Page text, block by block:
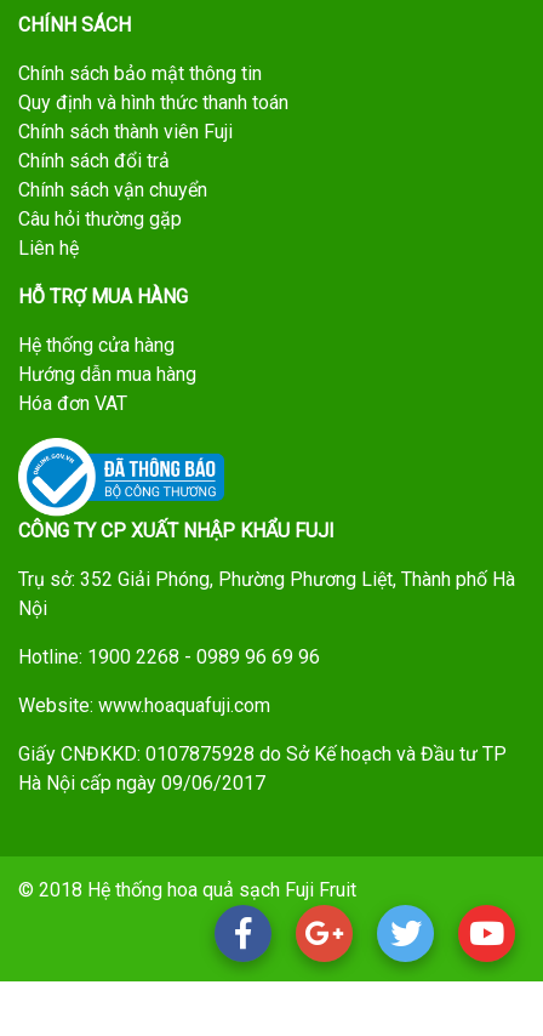
CHÍNH SÁCH
Chính sách bảo mật thông tin
Quy định và hình thức thanh toán
Chính sách thành viên Fuji
Chính sách đổi trả
Chính sách vận chuyển
Câu hỏi thường gặp
Liên hệ
HỖ TRỢ MUA HÀNG
Hệ thống cửa hàng
Hướng dẫn mua hàng
Hóa đơn VAT
CÔNG TY CP XUẤT NHẬP KHẨU FUJI
Trụ sở: 352 Giải Phóng, Phường Phương Liệt, Thành phố Hà
Nội
Hotline: 1900 2268 - 0989 96 69 96
Website: www.hoaquafuji.com
Giấy CNĐKKD: 0107875928 do Sở Kế hoạch và Đầu tư TP
Hà Nội cấp ngày 09/06/2017
© 2018 Hệ thống hoa quả sạch Fuji Fruit